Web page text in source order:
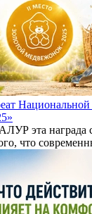
Национальной
эта награда
что